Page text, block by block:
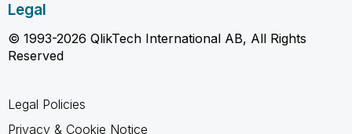
Legal
© 1993-2026 QlikTech International AB, All Rights
Reserved
Legal Policies
Privacy & Cookie Notice